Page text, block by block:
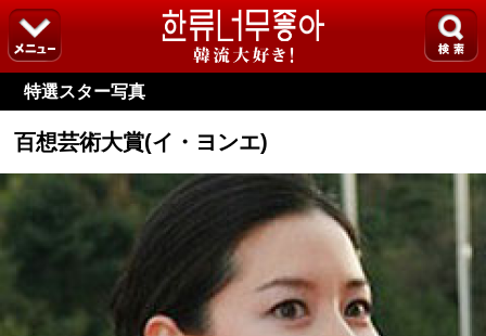
特選スター写真
百想芸術大賞(イ・ヨンエ)